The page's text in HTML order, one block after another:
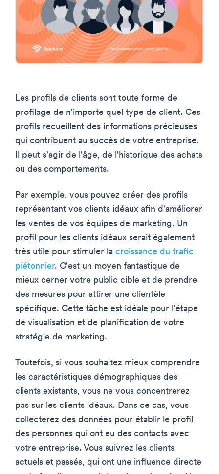
Les profils de clients sont toute forme de
profilage de n'importe quel type de client. Ces
profils recueillent des informations précieuses
qui contribuent au succès de votre entreprise.
Il peut s'agir de l'âge, de l'historique des achats
ou des comportements.
Par exemple, vous pouvez créer des profils
représentant vos clients idéaux afin d'améliorer
les ventes de vos équipes de marketing. Un
profil pour les clients idéaux serait également
très utile pour stimuler la croissance du trafic
piétonnier. C'est un moyen fantastique de
mieux cerner votre public cible et de prendre
des mesures pour attirer une clientèle
spécifique. Cette tâche est idéale pour l'étape
de visualisation et de planification de votre
stratégie de marketing.
Toutefois, si vous souhaitez mieux comprendre
les caractéristiques démographiques des
clients existants, vous ne vous concentrerez
pas sur les clients idéaux. Dans ce cas, vous
collecterez des données pour établir le profil
des personnes qui ont eu des contacts avec
votre entreprise. Vous suivrez les clients
actuels et passés, qui ont une influence directe